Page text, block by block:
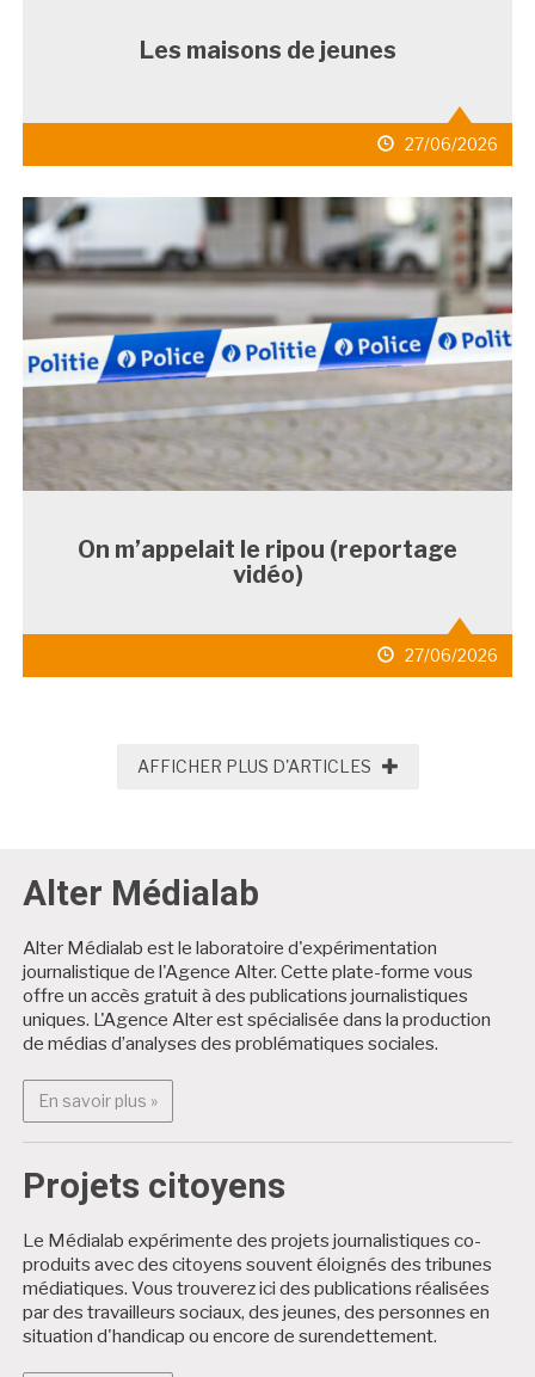
Les maisons de jeunes
date
de
27/06/2026
On m’appelait le ripou (reportage
vidéo)
date
de
27/06/2026
AFFICHER PLUS D'ARTICLES AFFICHER PLUS
Alter Médialab
Alter Médialab est le laboratoire d'expérimentation
journalistique de l'Agence Alter. Cette plate-forme vous
offre un accès gratuit à des publications journalistiques
uniques. L'Agence Alter est spécialisée dans la production
de médias d’analyses des problématiques sociales.
En savoir plus »En savoir plus : Alter Médialab
Projets citoyens
Le Médialab expérimente des projets journalistiques co-
produits avec des citoyens souvent éloignés des tribunes
médiatiques. Vous trouverez ici des publications réalisées
par des travailleurs sociaux, des jeunes, des personnes en
situation d'handicap ou encore de surendettement.